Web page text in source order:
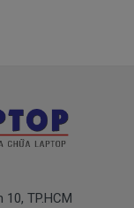
nhé.
là bao
TP.HCM